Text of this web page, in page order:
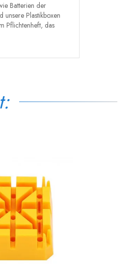
Batterien der
unsere Plastikboxen
Pflichtenheft, das